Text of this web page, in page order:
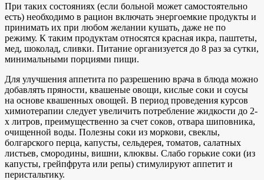
При таких состояниях (если больной может самостоятельно
есть) необходимо в рацион включать энергоемкие продукты и
принимать их при любом желании кушать, даже не по
режиму. К таким продуктам относятся красная икра, паштеты,
мед, шоколад, сливки. Питание организуется до 8 раз за сутки,
минимальными порциями пищи.
Для улучшения аппетита по разрешению врача в блюда можно
добавлять пряности, квашеные овощи, кислые соки и соусы
на основе квашенных овощей. В период проведения курсов
химиотерапии следует увеличить потребление жидкости до 2-
х литров, преимущественно за счет соков, отвара шиповника,
очищенной воды. Полезны соки из моркови, свеклы,
болгарского перца, капусты, сельдерея, томатов, салатных
листьев, смородины, вишни, клюквы. Слабо горькие соки (из
капусты, грейпфрута или репы) стимулируют аппетит и
перистальтику.